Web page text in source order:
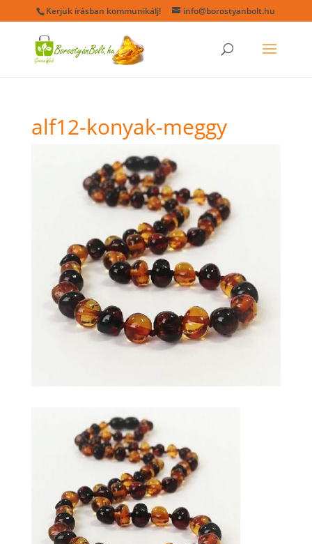
Kerjük írásban kommunikálj! info@borostyanbolt.hu
alf12-konyak-meggy